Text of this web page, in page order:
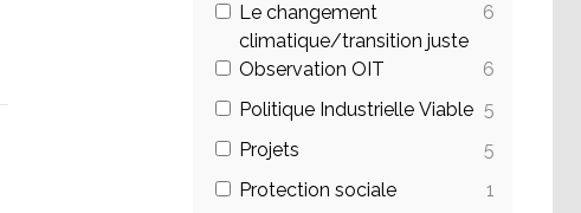
Le changement
climatique/transition juste
6
Observation OIT
6
Politique Industrielle Viable 5
Projets
5
Protection sociale
1